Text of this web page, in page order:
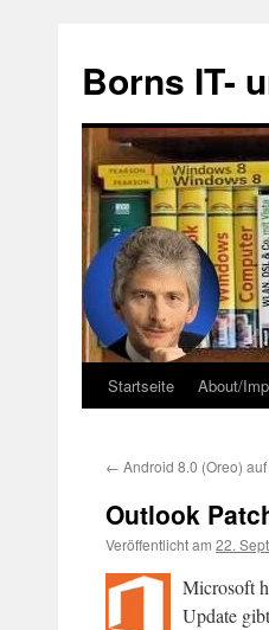
springen
Borns IT-
Startseite About/
← Android 8.0 (Oreo)
Outlook
Veröffentlicht am 22.
Microsoft
Update